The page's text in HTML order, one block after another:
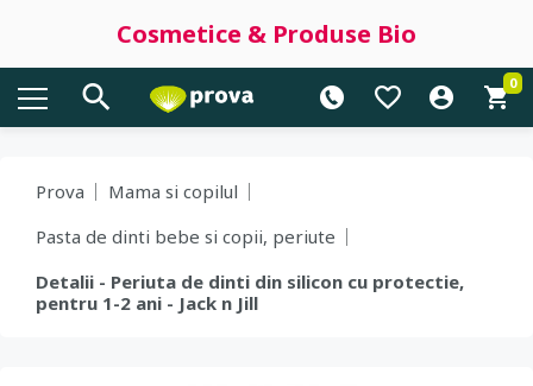
Cosmetice & Produse Bio
0
Prova
Mama si copilul
Pasta de dinti bebe si copii, periute
Detalii - Periuta de dinti din silicon cu protectie,
pentru 1-2 ani - Jack n Jill